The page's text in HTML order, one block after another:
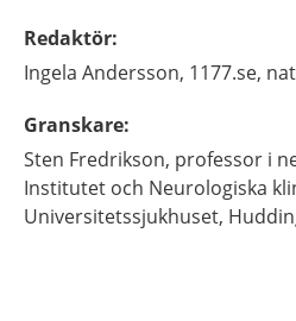
Redaktör:
Ingela Andersson, 1177.se,
Granskare:
Sten Fredrikson, professor i
Institutet och Neurologiska
Universitetssjukhuset,